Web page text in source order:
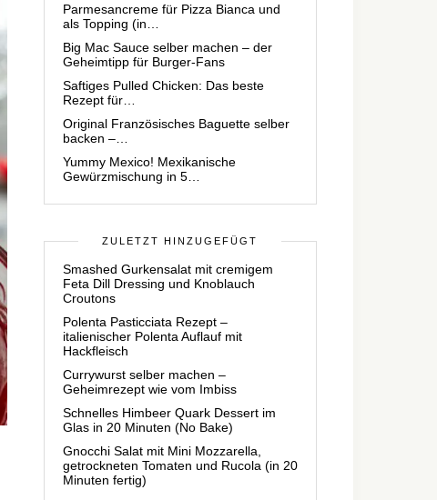
Parmesancreme für Pizza Bianca und
als Topping (in…
Big Mac Sauce selber machen – der
Geheimtipp für Burger-Fans
Saftiges Pulled Chicken: Das beste
Rezept für…
Original Französisches Baguette selber
backen –…
Yummy Mexico! Mexikanische
Gewürzmischung in 5…
ZULETZT HINZUGEFÜGT
Smashed Gurkensalat mit cremigem
Feta Dill Dressing und Knoblauch
Croutons
Polenta Pasticciata Rezept –
italienischer Polenta Auflauf mit
Hackfleisch
Currywurst selber machen –
Geheimrezept wie vom Imbiss
Schnelles Himbeer Quark Dessert im
Glas in 20 Minuten (No Bake)
Gnocchi Salat mit Mini Mozzarella,
getrockneten Tomaten und Rucola (in 20
Minuten fertig)